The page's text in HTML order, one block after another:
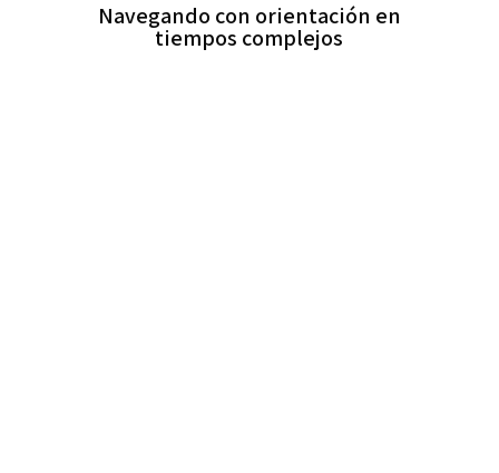
Navegando con orientación en
tiempos complejos